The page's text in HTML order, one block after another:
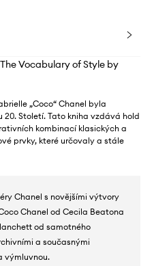
Vocabulary of Style by
„Coco“ Chanel byla
Století. Tato kniha vzdává hold
kombinací klasických a
prvky, které určovaly a stále
Chanel s novějšími výtvory
Chanel od Cecila Beatona
od samotného
a současnými
výmluvnou.